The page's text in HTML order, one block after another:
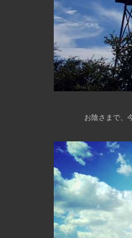
お陰さまで、今回も素晴ら